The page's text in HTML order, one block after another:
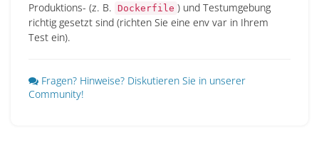
Produktions- (z. B. Dockerfile ) und Testumgebung
richtig gesetzt sind (richten Sie eine env var in Ihrem
Test ein).
Fragen? Hinweise? Diskutieren Sie in unserer
Community!